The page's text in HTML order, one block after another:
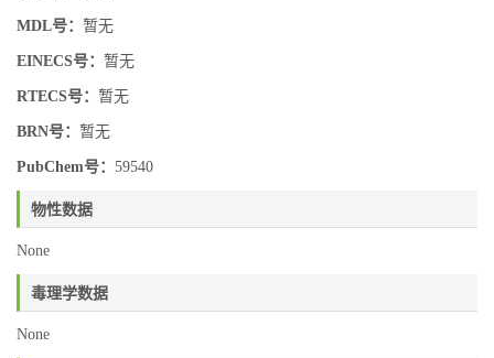
MDL号： 暂无
EINECS号： 暂无
RTECS号： 暂无
BRN号： 暂无
PubChem号： 59540
物性数据
None
毒理学数据
None